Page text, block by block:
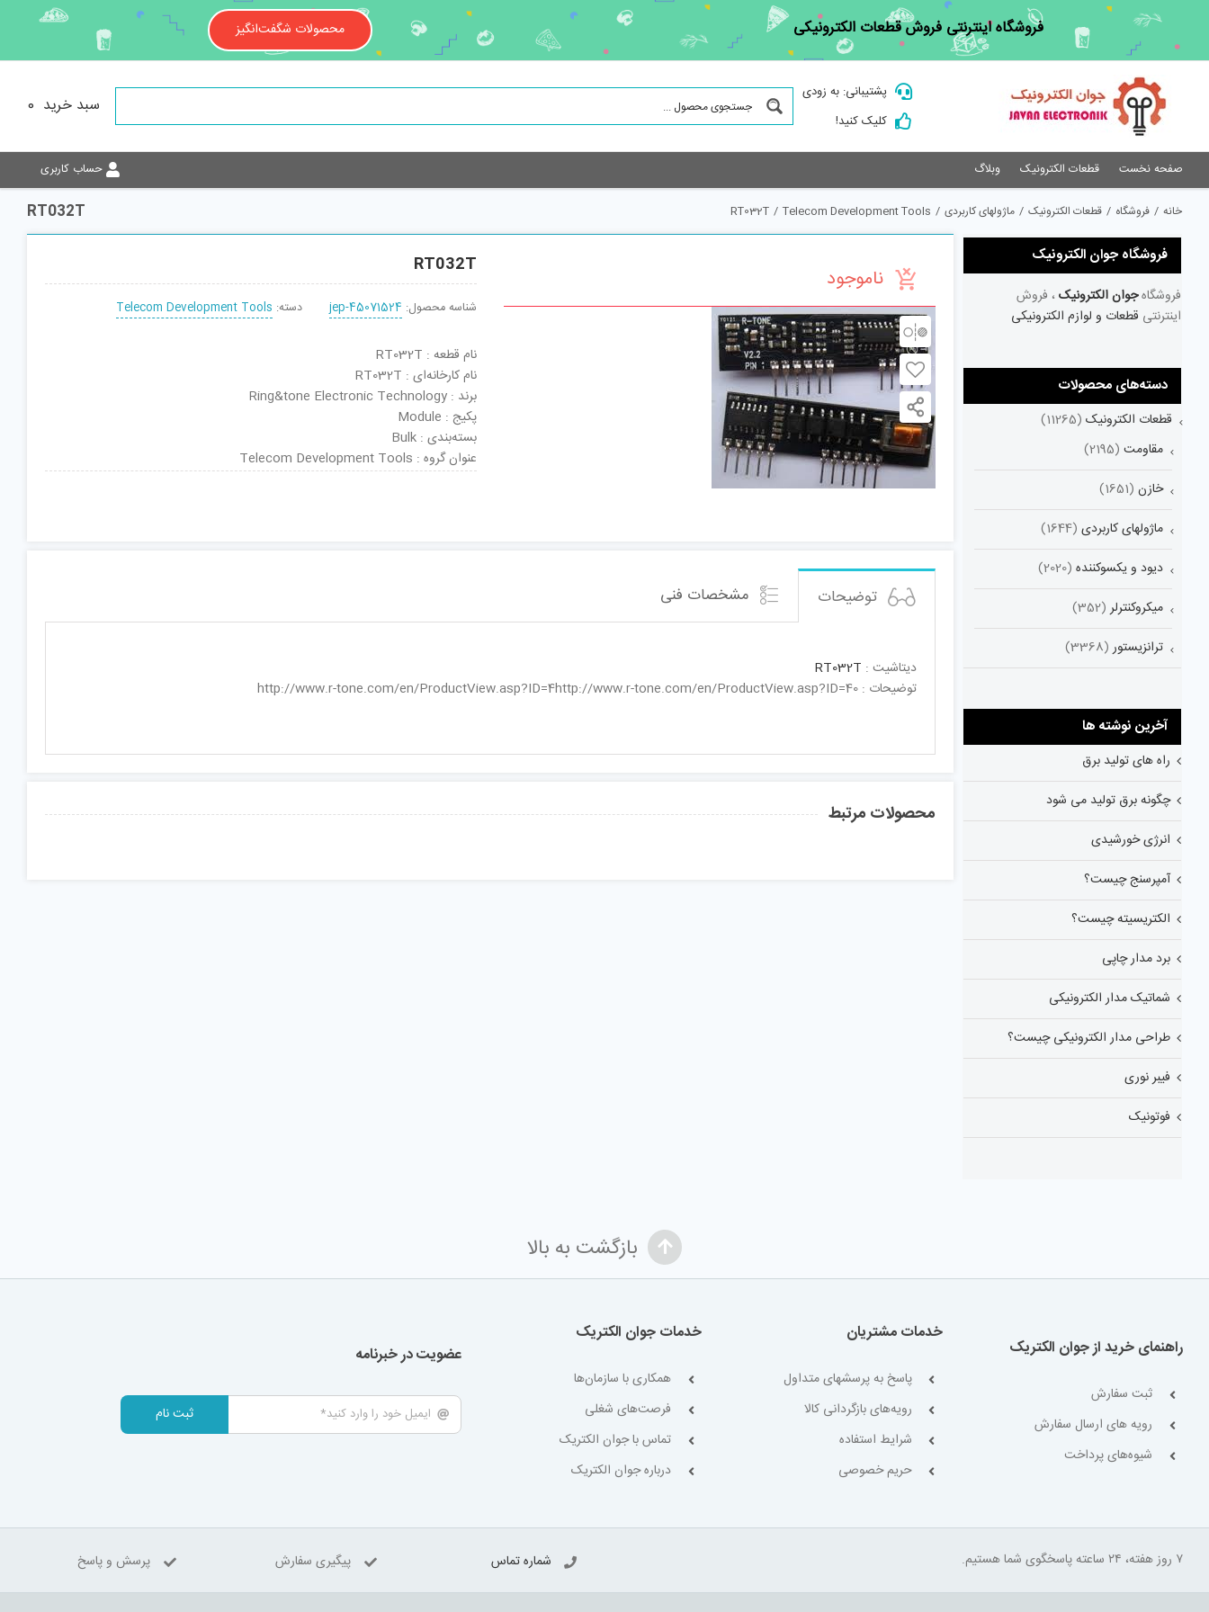
content
فروشگاه اینترنتی فروش قطعات الکترونیکی محصولات شگفت‌انگیز
پشتیبانی: به زودی
کلیک کنید!
سبد خرید 0
صفحه نخست قطعات الکترونیک وبلاگ حساب کاربری
RT032T خانه / فروشگاه / قطعات الکترونیک / ماژولهای کاربردی /
Telecom Development Tools
/
RT032T
ناموجود RT032T
شناسه محصول: jep-45071524 دسته: Telecom Development Tools
نام قطعه : RT032T
نام کارخانه‌ای : RT032T
برند : Ring&tone Electronic Technology
پکیج : Module
بسته‌بندی : Bulk
عنوان گروه : Telecom Development Tools
توضیحات مشخصات فنی
دیتاشیت : RT032T
توضیحات : http://www.r-tone.com/en/ProductView.asp?ID=4http://www.r-tone.com/en/ProductView.asp?ID=40
محصولات مرتبط
فروشگاه جوان الکترونیک
فروشگاهجوان الکترونیک ، فروش
اینترنتی قطعات و لوازم الکترونیکی
دسته‌های محصولات
قطعات الکترونیک (11265)
مقاومت (2195)
خازن (1651)
ماژولهای کاربردی (1644)
دیود و یکسوکننده (2020)
میکروکنترلر (352)
ترانزیستور (3368)
آخرین نوشته ها
راه های تولید برق
چگونه برق تولید می شود
انرژی خورشیدی
آمپرسنج چیست؟
الکتریسیته چیست؟
برد مدار چاپی
شماتیک مدار الکترونیکی
طراحی مدار الکترونیکی چیست؟
فیبر نوری
فوتونیک
بازگشت به بالا
راهنمای خرید از جوان الکتریک
ثبت سفارش
رویه های ارسال سفارش
شیوه‌های پرداخت
خدمات مشتریان
پاسخ به پرسشهای متداول
رویه‌های بازگردانی کالا
شرایط استفاده
حریم خصوصی
خدمات جوان الکتریک
همکاری با سازمان‌ها
فرصت‌های شغلی
تماس با جوان الکتریک
درباره جوان الکتریک
عضویت در خبرنامه
ثبت نام
۷ روز هفته، ۲۴ ساعته پاسخگوی شما هستیم. شماره تماس پیگیری سفارش پرسش و پاسخ